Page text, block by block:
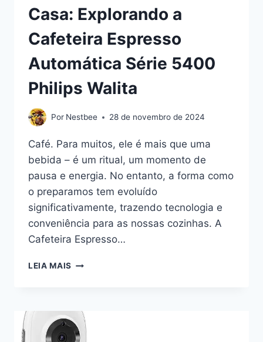
Casa: Explorando a
Cafeteira Espresso
Automática Série 5400
Philips Walita
Por Nestbee 28 de novembro de 2024
Café. Para muitos, ele é mais que uma
bebida – é um ritual, um momento de
pausa e energia. No entanto, a forma como
o preparamos tem evoluído
significativamente, trazendo tecnologia e
conveniência para as nossas cozinhas. A
Cafeteira Espresso…
LEIA MAIS A
EM
CASA:
EXPLORANDO